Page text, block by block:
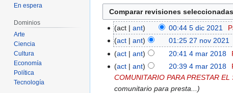
act ant 00:44 5 dic 2021
act
ant 01:25 27 nov 2021
act
ant 20:41 4 mar 2018
act
ant 20:39 4 mar 2018
COMUNITARIO PARA PRESTAR
comunitario para presta...
En espera
Dominios
Arte
Ciencia
Cultura
Economía
Política
Tecnología